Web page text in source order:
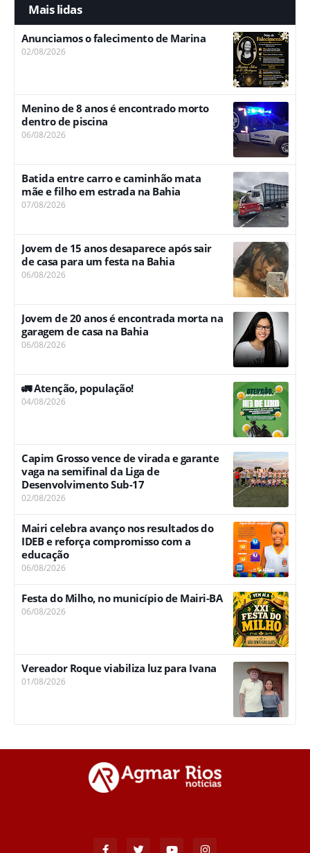
Mais lidas
Anunciamos o falecimento de Marina
02/08/2026
Menino de 8 anos é encontrado morto
dentro de piscina
06/08/2026
Batida entre carro e caminhão mata
mãe e filho em estrada na Bahia
07/08/2026
Jovem de 15 anos desaparece após sair
de casa para um festa na Bahia
06/08/2026
Jovem de 20 anos é encontrada morta na
garagem de casa na Bahia
06/08/2026
🚛 Atenção, população!
04/08/2026
Capim Grosso vence de virada e garante
vaga na semifinal da Liga de
Desenvolvimento Sub-17
02/08/2026
Mairi celebra avanço nos resultados do
IDEB e reforça compromisso com a
educação
06/08/2026
Festa do Milho, no município de Mairi-BA
06/08/2026
Vereador Roque viabiliza luz para Ivana
01/08/2026